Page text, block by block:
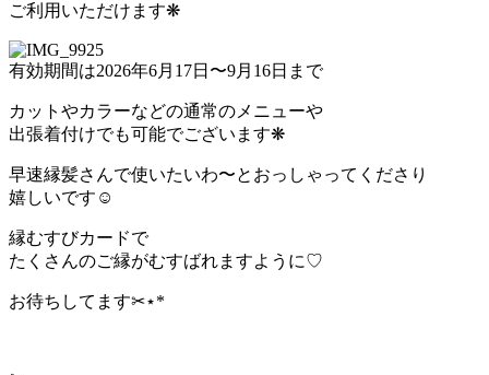
ご利用いただけます❋
有効期間は2026年6月17日〜9月16日まで
カットやカラーなどの通常のメニューや
出張着付けでも可能でございます❋
早速縁髪さんで使いたいわ〜とおっしゃってくださり
嬉しいです☺︎
縁むすびカードで
たくさんのご縁がむすばれますように♡
お待ちしてます✂︎⋆*